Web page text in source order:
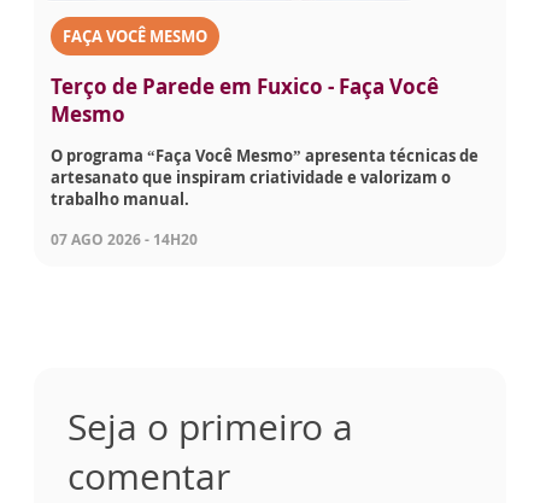
FAÇA VOCÊ MESMO
Terço de Parede em Fuxico - Faça Você
Mesmo
O programa “Faça Você Mesmo” apresenta técnicas de
artesanato que inspiram criatividade e valorizam o
trabalho manual.
07 AGO 2026 - 14H20
Seja o primeiro a
comentar